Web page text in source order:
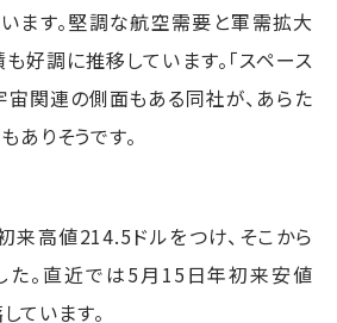
ます。堅調な航空需要と軍需拡大
好調に推移しています。「スペース
宙関連の側面もある同社が、あらた
ありそうです。
高値214.5ドルをつけ、そこから
た。直近では5月15日年初来安値
ています。